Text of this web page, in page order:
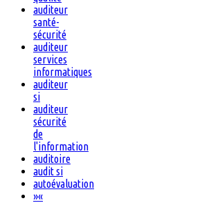
auditeur
santé-
sécurité
auditeur
services
informatiques
auditeur
si
auditeur
sécurité
de
l'information
auditoire
audit si
autoévaluation
»«